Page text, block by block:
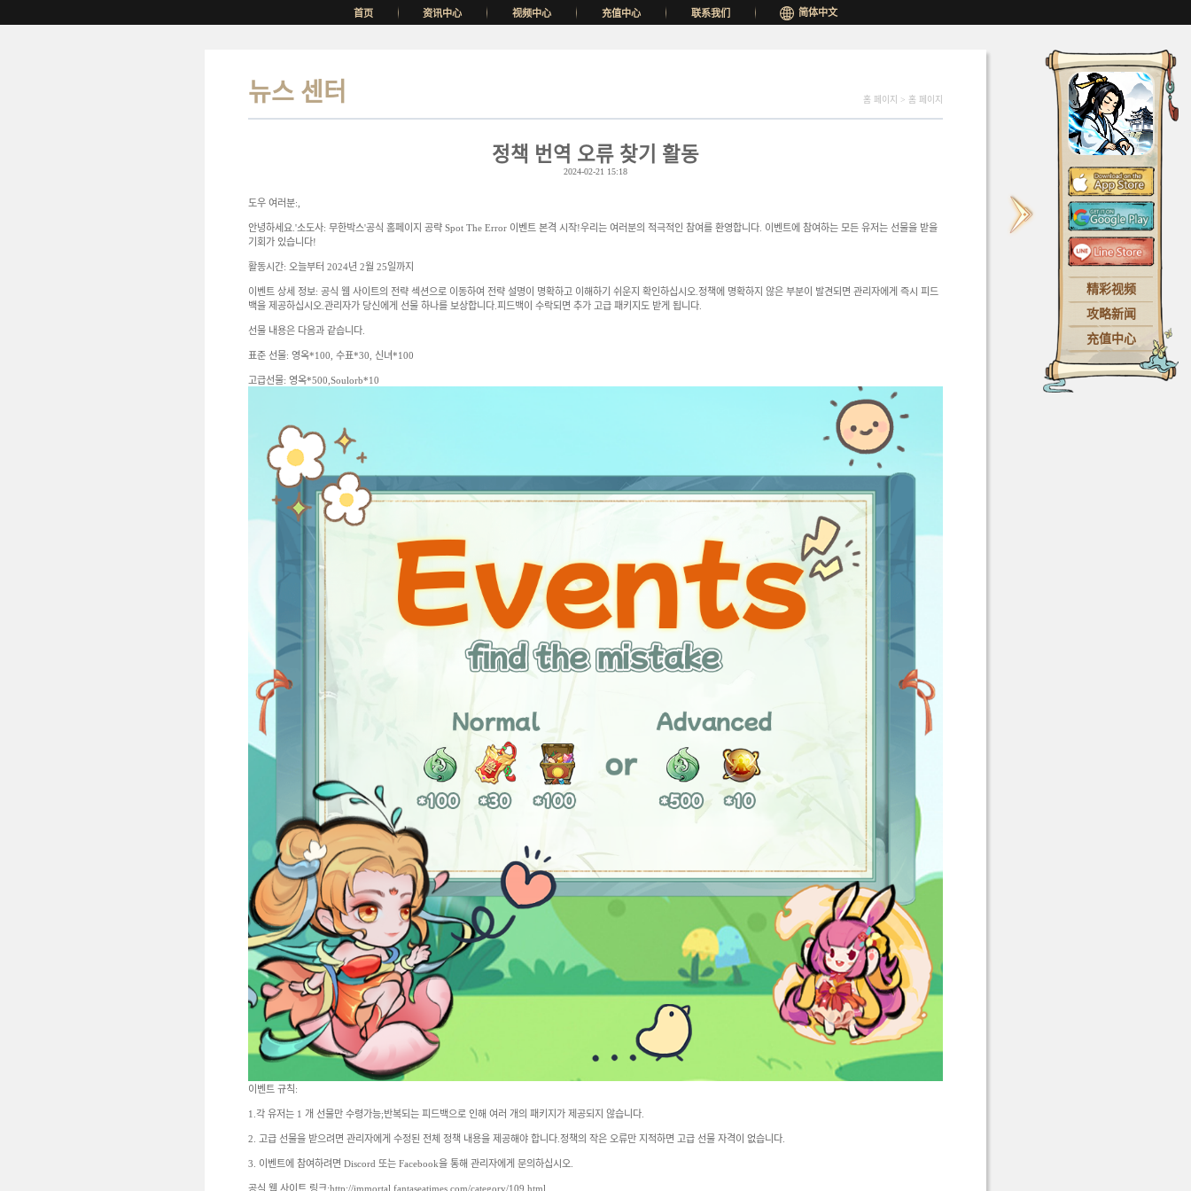
首页 资讯中心 视频中心 充值中心 联系我们 简体中文
뉴스 센터 홈 페이지 > 홈 페이지
정책 번역 오류 찾기 활동
2024-02-21 15:18
도우 여러분:,
안녕하세요.'소도사: 무한박스'공식 홈페이지 공략 Spot The Error 이벤트 본격 시작!우리는 여러분의 적극적인 참여를 환영합니다. 이벤트에 참여하는 모든 유저는 선물을 받을
기회가 있습니다!
활동시간: 오늘부터 2024년 2월 25일까지
이벤트 상세 정보: 공식 웹 사이트의 전략 섹션으로 이동하여 전략 설명이 명확하고 이해하기 쉬운지 확인하십시오.정책에 명확하지 않은 부분이 발견되면 관리자에게 즉시 피드
백을 제공하십시오.관리자가 당신에게 선물 하나를 보상합니다.피드백이 수락되면 추가 고급 패키지도 받게 됩니다.
선물 내용은 다음과 같습니다.
표준 선물: 영옥*100, 수표*30, 신녀*100
고급선물: 영옥*500,Soulorb*10
이벤트 규칙:
1.각 유저는 1 개 선물만 수령가능;반복되는 피드백으로 인해 여러 개의 패키지가 제공되지 않습니다.
2. 고급 선물을 받으려면 관리자에게 수정된 전체 정책 내용을 제공해야 합니다.정책의 작은 오류만 지적하면 고급 선물 자격이 없습니다.
3. 이벤트에 참여하려면 Discord 또는 Facebook을 통해 관리자에게 문의하십시오.
공식 웹 사이트 링크:http://immortal.fantaseatimes.com/category/109.html
精彩视频
攻略新闻
充值中心